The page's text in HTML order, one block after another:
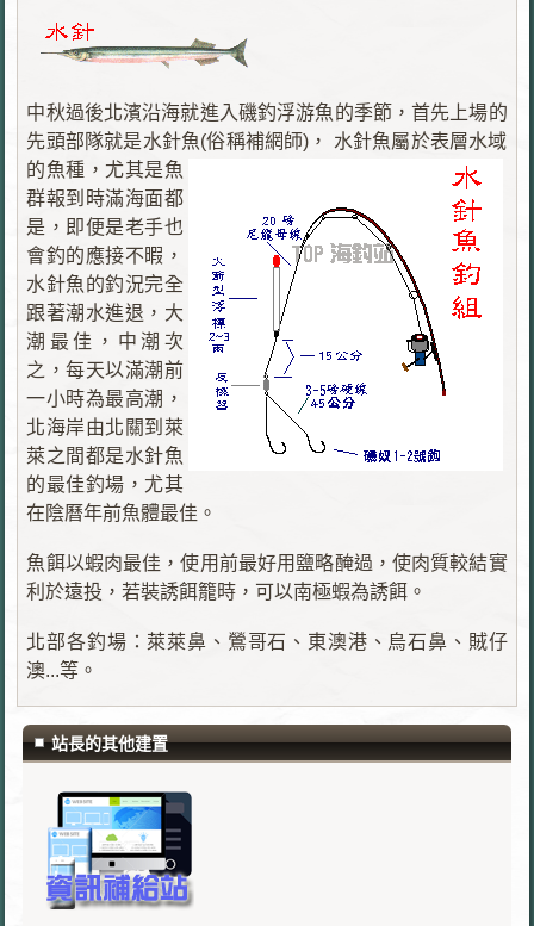
中秋過後北濱沿海就進入磯釣浮游魚的季節，首先上場的
先頭部隊就是水針魚(俗稱補網師)， 水針魚屬於表層水域
的魚種，尤其是魚
群報到時滿海面都
是，即便是老手也
會釣的應接不暇，
水針魚的釣況完全
跟著潮水進退，大
潮最佳，中潮次
之，每天以滿潮前
一小時為最高潮，
北海岸由北關到萊
萊之間都是水針魚
的最佳釣場，尤其
在陰曆年前魚體最佳。
魚餌以蝦肉最佳，使用前最好用鹽略醃過，使肉質較結實
利於遠投，若裝誘餌籠時，可以南極蝦為誘餌。
北部各釣場：萊萊鼻、鶯哥石、東澳港、烏石鼻、賊仔
澳...等。
站長的其他建置